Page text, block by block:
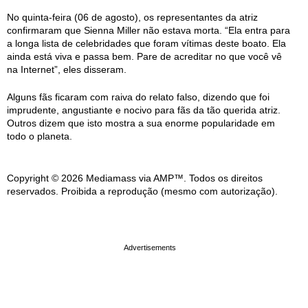
No quinta-feira (06 de agosto), os representantes da atriz
confirmaram que Sienna Miller não estava morta. “Ela entra para
a longa lista de celebridades que foram vítimas deste boato. Ela
ainda está viva e passa bem. Pare de acreditar no que você vê
na Internet”, eles disseram.
Alguns fãs ficaram com raiva do relato falso, dizendo que foi
imprudente, angustiante e nocivo para fãs da tão querida atriz.
Outros dizem que isto mostra a sua enorme popularidade em
todo o planeta.
Copyright © 2026 Mediamass via AMP™. Todos os direitos
reservados. Proibida a reprodução (mesmo com autorização).